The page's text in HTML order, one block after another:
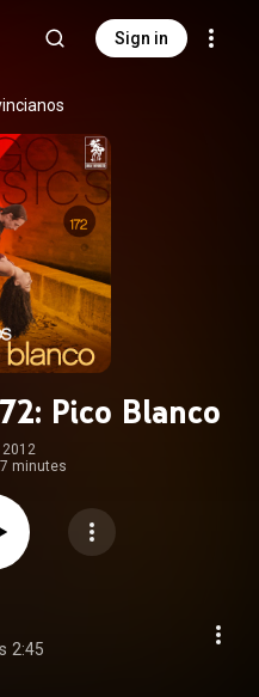
Sign in
Pico Blanco
2012
minutes
2:45